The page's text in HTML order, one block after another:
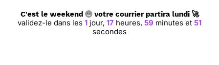
C'est le weekend votre courrier partira lundi 🚀
validez-le dans les 1jour, 17heures, 59minutes et 50
secondes